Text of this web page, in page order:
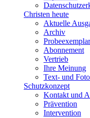
Christen heute
Aktuelle
Archiv
Probeexemplar
Abonnement
Vertrieb
Ihre Meinung
Text- und
Schutzkonzept
Kontakt und
Prävention
Intervention